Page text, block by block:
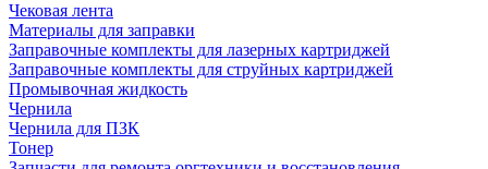
Чековая лента
Материалы для заправки
Заправочные комплекты для лазерных картриджей
Заправочные комплекты для струйных картриджей
Промывочная жидкость
Чернила
Чернила для ПЗК
Тонер